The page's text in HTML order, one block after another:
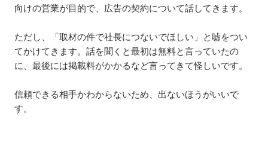
向けの営業が目的で、広告の契約について話してきます。
ただし、「取材の件で社長につないでほしい」と嘘をつい
てかけてきます。話を聞くと最初は無料と言っていたの
に、最後には掲載料がかかるなど言ってきて怪しいです。
信頼できる相手かわからないため、出ないほうがいいで
す。